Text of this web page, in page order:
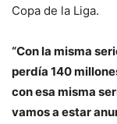
Copa de la Liga.
“Con la misma
perdía 140
con esa misma
vamos a estar